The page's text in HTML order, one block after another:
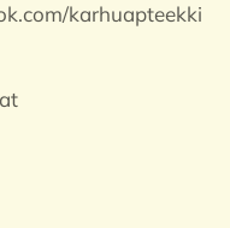
karhuapteekki